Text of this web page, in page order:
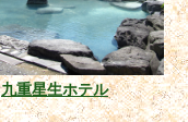
九重星生ホテル